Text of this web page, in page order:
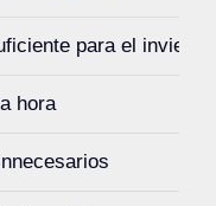
para el invierno
hora